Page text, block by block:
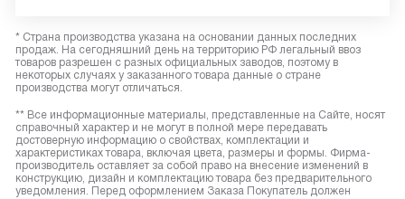
* Страна производства указана на основании данных последних
продаж. На сегодняшний день на территорию РФ легальный ввоз
товаров разрешен с разных официальных заводов, поэтому в
некоторых случаях у заказанного товара данные о стране
производства могут отличаться.
** Все информационные материалы, представленные на Сайте, носят
справочный характер и не могут в полной мере передавать
достоверную информацию о свойствах, комплектации и
характеристиках товара, включая цвета, размеры и формы. Фирма-
производитель оставляет за собой право на внесение изменений в
конструкцию, дизайн и комплектацию товара без предварительного
уведомления. Перед оформлением Заказа Покупатель должен